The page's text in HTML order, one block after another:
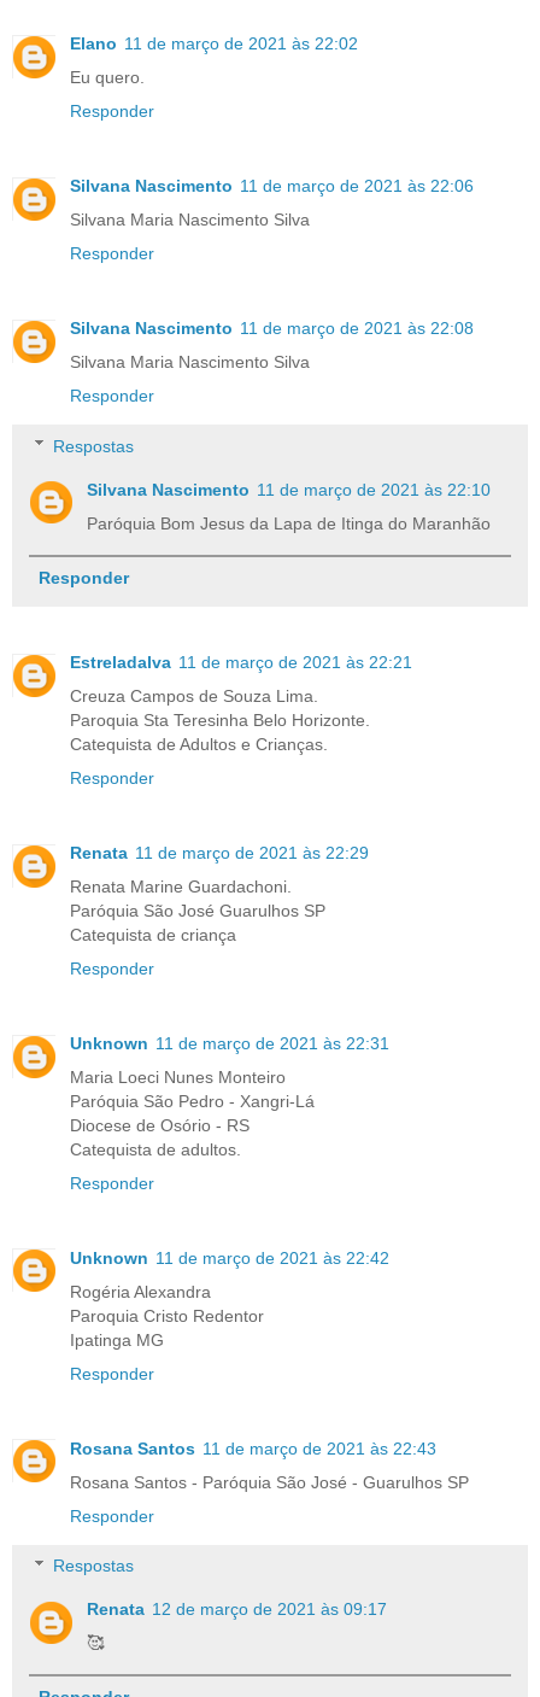
Elano 11 de março de 2021 às 22:02
Eu quero.
Responder
Silvana Nascimento 11 de março de 2021 às 22:06
Silvana Maria Nascimento Silva
Responder
Silvana Nascimento 11 de março de 2021 às 22:08
Silvana Maria Nascimento Silva
Responder
Respostas
Silvana Nascimento 11 de março de 2021 às 22:10
Paróquia Bom Jesus da Lapa de Itinga do Maranhão
Responder
Estreladalva 11 de março de 2021 às 22:21
Creuza Campos de Souza Lima.
Paroquia Sta Teresinha Belo Horizonte.
Catequista de Adultos e Crianças.
Responder
Renata 11 de março de 2021 às 22:29
Renata Marine Guardachoni.
Paróquia São José Guarulhos SP
Catequista de criança
Responder
Unknown 11 de março de 2021 às 22:31
Maria Loeci Nunes Monteiro
Paróquia São Pedro - Xangri-Lá
Diocese de Osório - RS
Catequista de adultos.
Responder
Unknown 11 de março de 2021 às 22:42
Rogéria Alexandra
Paroquia Cristo Redentor
Ipatinga MG
Responder
Rosana Santos 11 de março de 2021 às 22:43
Rosana Santos - Paróquia São José - Guarulhos SP
Responder
Respostas
Renata 12 de março de 2021 às 09:17
🥰